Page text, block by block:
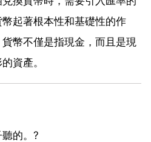
起著根本性和基礎性的作
幣不僅是指現金，而且是現
資產。
的。?